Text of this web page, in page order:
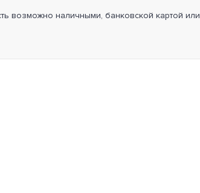
возможно наличными, банковской картой или